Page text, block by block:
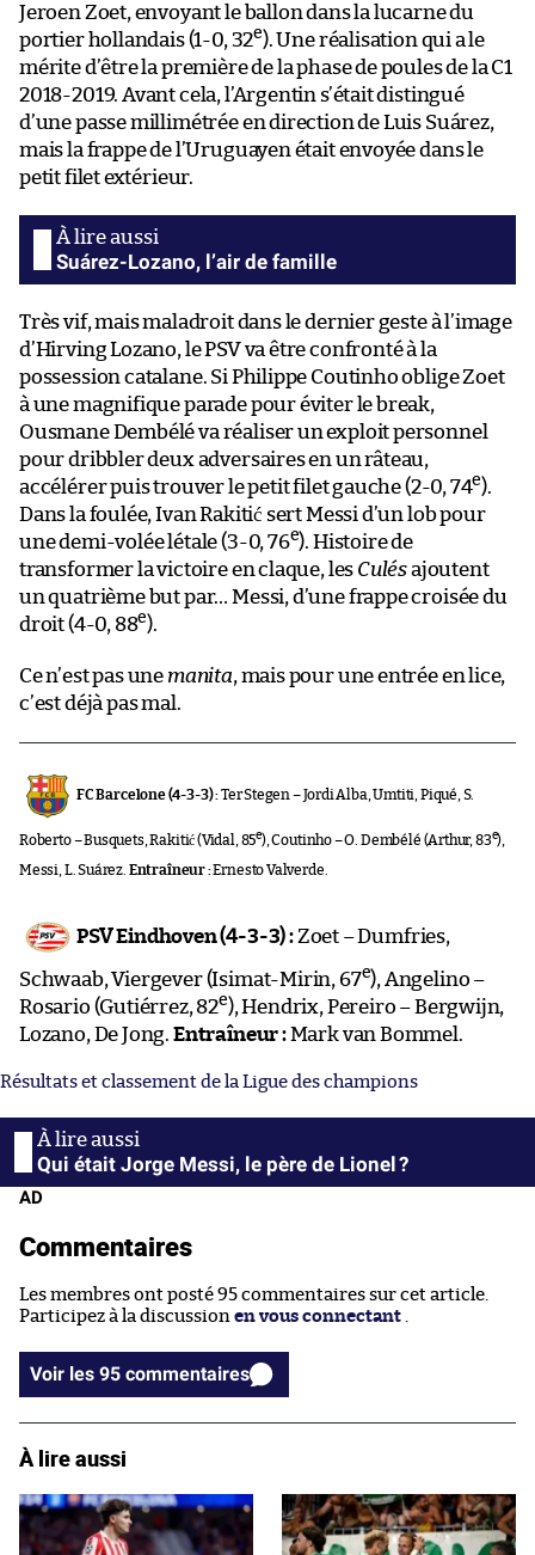
Jeroen Zoet, envoyant le ballon dans la lucarne du
portier hollandais (1-0, 32e). Une réalisation qui a le
mérite d’être la première de la phase de poules de la C1
2018-2019. Avant cela, l’Argentin s’était distingué
d’une passe millimétrée en direction de Luis Suárez,
mais la frappe de l’Uruguayen était envoyée dans le
petit filet extérieur.
Suárez-Lozano, l’air de famille
Très vif, mais maladroit dans le dernier geste à l’image
d’Hirving Lozano, le PSV va être confronté à la
possession catalane. Si Philippe Coutinho oblige Zoet
à une magnifique parade pour éviter le break,
Ousmane Dembélé va réaliser un exploit personnel
pour dribbler deux adversaires en un râteau,
accélérer puis trouver le petit filet gauche (2-0, 74e).
Dans la foulée, Ivan Rakitić sert Messi d’un lob pour
une demi-volée létale (3-0, 76e). Histoire de
transformer la victoire en claque, les Culésajoutent
un quatrième but par… Messi, d’une frappe croisée du
droit (4-0, 88e).
Ce n’est pas une manita, mais pour une entrée en lice,
c’est déjà pas mal.
FC Barcelone (4-3-3) :Ter Stegen – Jordi Alba, Umtiti, Piqué, S.
Roberto – Busquets, Rakitić (Vidal, 85e), Coutinho – O. Dembélé (Arthur, 83e),
Messi, L. Suárez. Entraîneur :Ernesto Valverde.
PSV Eindhoven (4-3-3) :Zoet – Dumfries,
Schwaab, Viergever (Isimat-Mirin, 67e), Angelino –
Rosario (Gutiérrez, 82e), Hendrix, Pereiro – Bergwijn,
Lozano, De Jong. Entraîneur :Mark van Bommel.
Résultats et classement de la Ligue des champions
Qui était Jorge Messi, le père de Lionel ?
AD
Commentaires
Les membres ont posté 95 commentaires sur cet article.
Participez à la discussion en vous connectant
Voir les 95 commentaires
À lire aussi